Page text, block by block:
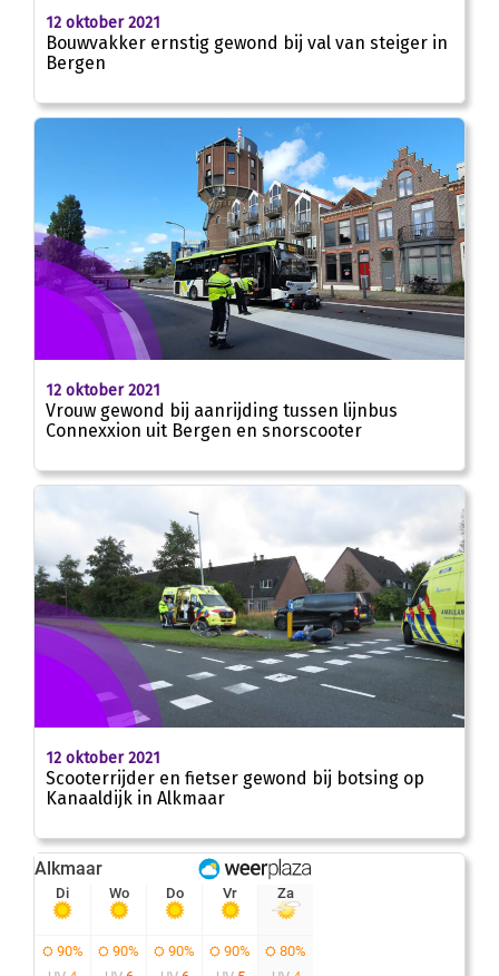
12 oktober 2021
Bouwvakker ernstig gewond bij val van steiger in
Bergen
12 oktober 2021
Vrouw gewond bij aanrijding tussen lijnbus
Connexxion uit Bergen en snorscooter
12 oktober 2021
Scooterrijder en fietser gewond bij botsing op
Kanaaldijk in Alkmaar